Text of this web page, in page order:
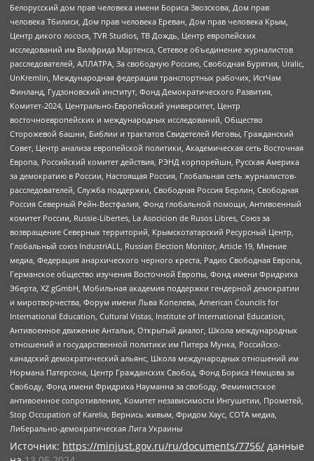
Белорусский дом прав человека имени Бориса Звозскова, Дом прав
человека Тбилиси, Дом прав человека Ереван, Дом прав человека Крым,
Центр дикого лосося, TVR Studios, ТВ Дождь, Центр европейских
исследований им Вилфрида Мартенса, Сетевое объединение журналистов
расследователей, АЛЛАТРА, За свободную Россию, Свободная Бурятия, Uralic,
UnKremlin, Международная федерация транспортных рабочих, ИстЧам
Финланд, Гудзоновский институт, Фонд Демократического Развития,
Комитет-2024, Центрально-Европейский университет, Центр
восточноевропейских и международных исследований, Общество
Сторожевой башни, Библии и трактатов Свидетелей Иеговы, Гражданский
Совет, Центр анализа европейской политики, Академическая сеть Восточная
Европа, Российский комитет действия, РЭНД корпорейшн, Русская Америка
за демократию в России, Настоящая Россия, Глобальная сеть журналистов-
расследователей, Служба поддержки, Свободная Россия Берлин, Свободная
Россия Северный Рейн-Вестфалия, Фонд глобальной помощи, Антивоенный
комитет России, Russie-Libertes, La Asocicion de Rusos Libres, Союз за
возвращение Северных территорий, Крымскотатарский Ресурсный Центр,
Глобальный союз IndustriALL, Russian Election Monitor, Article 19, Мнение
медиа, Федерация анархического черного креста, Радио Свободная Европа,
Германское общество изучения Восточной Европы, Фонд имени Фридриха
Эберта, XZ gGmbH, Мобильная академия поддержки гендерной демократии
и миротворчества, Форум имени Льва Копелева, American Councils for
International Education, Cultural Vistas, Institute of International Education,
Антивоенное движение Антальи, Открытый диалог, Школа международных
отношений и государственной политики им Питера Мунка, Российско-
канадский демократический альянс, Школа международных отношений им
Нормана Патерсона, Центр Гражданских Свобод, Фонд Бориса Немцова за
Свободу, Фонд имени Фридриха Науманна за свободу, Феминистское
антивоенное сопротивление, Комитет независимости Ингушетии, Прометей,
Stop Occupation of Karelia, Вернись живым, Фридом Хаус, СОТА медиа,
Либерально-демократическая Лига Украины
Источник: https://minjust.gov.ru/ru/documents/7756/ данные